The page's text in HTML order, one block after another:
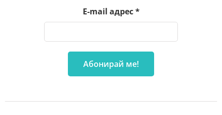
E-mail адрес*